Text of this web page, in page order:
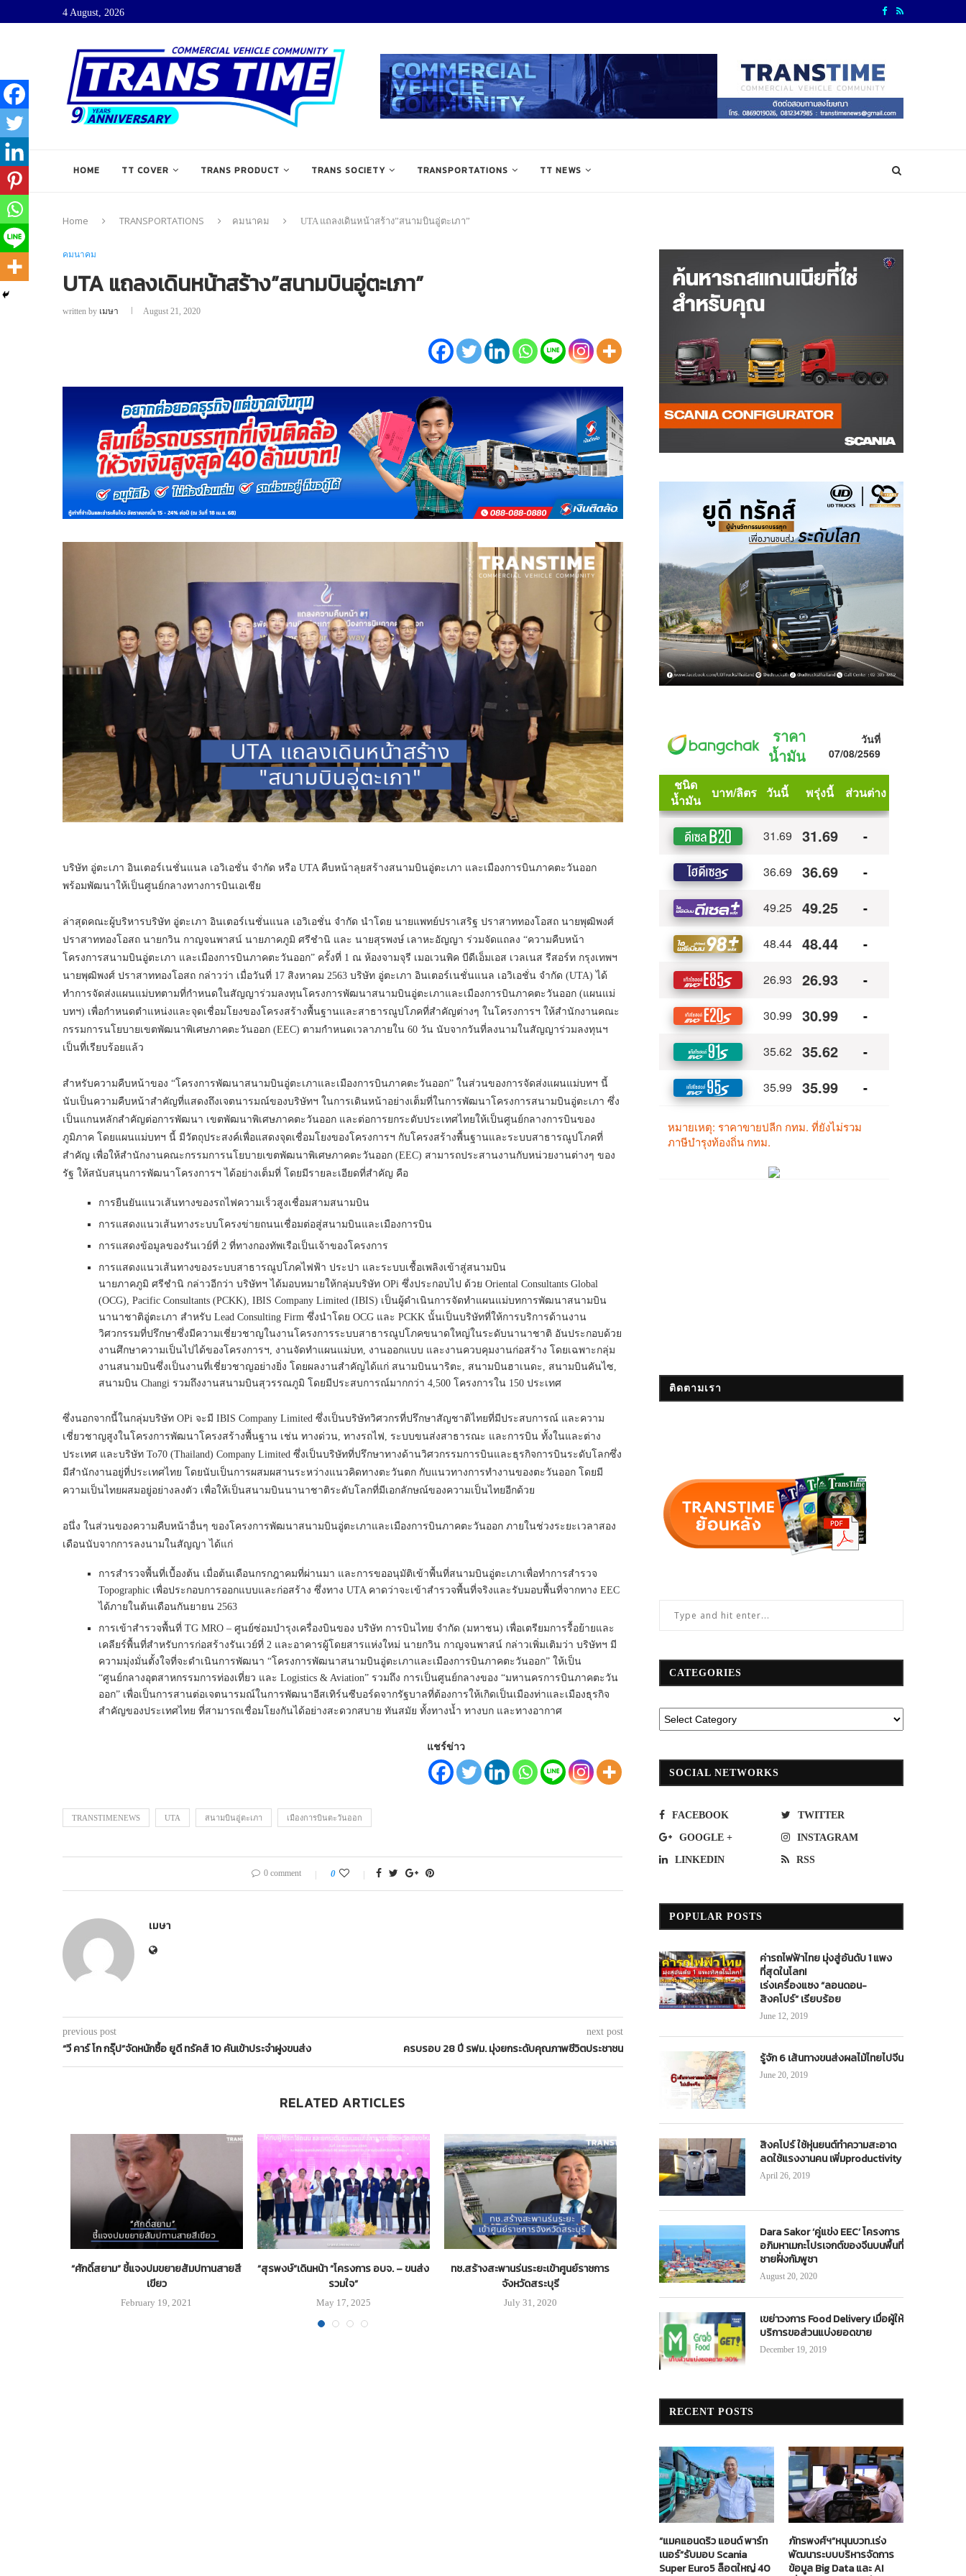
4 August, 2026
HOME TT COVER TRANS PRODUCT TRANS SOCIETY TRANSPORTATIONS TT NEWS
Home TRANSPORTATIONS คมนาคม UTA แถลงเดินหน้าสร้าง”สนามบินอู่ตะเภา”
คมนาคม
UTA แถลงเดินหน้าสร้าง”สนามบินอู่ตะเภา”
written by เมษา August 21, 2020
บริษัท อู่ตะเภา อินเตอร์เนชั่นแนล เอวิเอชั่น จำกัด หรือ UTA คืบหน้าลุยสร้างสนามบินอู่ตะเภา และเมืองการบินภาคตะวันออก
พร้อมพัฒนาให้เป็นศูนย์กลางทางการบินเอเชีย
ล่าสุดคณะผู้บริหารบริษัท อู่ตะเภา อินเตอร์เนชั่นแนล เอวิเอชั่น จำกัด นำโดย นายแพทย์ปราเสริฐ ปราสาททองโอสถ นายพุฒิพงศ์
ปราสาททองโอสถ นายกวิน กาญจนพาสน์ นายภาคภูมิ ศรีชำนิ และ นายสุรพงษ์ เลาหะอัญญา ร่วมจัดแถลง “ความคืบหน้า
โครงการสนามบินอู่ตะเภา และเมืองการบินภาคตะวันออก” ครั้งที่ 1 ณ ห้องจามจุรี เมอเวนพิค บีดีเอ็มเอส เวลเนส รีสอร์ท กรุงเทพฯ
นายพุฒิพงศ์ ปราสาททองโอสถ กล่าวว่า เมื่อวันที่ 17 สิงหาคม 2563 บริษัท อู่ตะเภา อินเตอร์เนชั่นแนล เอวิเอชั่น จำกัด (UTA) ได้
ทำการจัดส่งแผนแม่บทตามที่กำหนดในสัญญาร่วมลงทุนโครงการพัฒนาสนามบินอู่ตะเภาและเมืองการบินภาคตะวันออก (แผนแม่
บทฯ) เพื่อกำหนดตำแหน่งและจุดเชื่อมโยงของโครงสร้างพื้นฐานและสาธารณูปโภคที่สำคัญต่างๆ ในโครงการฯ ให้สำนักงานคณะ
กรรมการนโยบายเขตพัฒนาพิเศษภาคตะวันออก (EEC) ตามกำหนดเวลาภายใน 60 วัน นับจากวันที่ลงนามในสัญญาร่วมลงทุนฯ
เป็นที่เรียบร้อยแล้ว
สำหรับความคืบหน้าของ “โครงการพัฒนาสนามบินอู่ตะเภาและเมืองการบินภาคตะวันออก” ในส่วนของการจัดส่งแผนแม่บทฯ นี้
นับเป็นความคืบหน้าสำคัญที่แสดงถึงเจตนารมณ์ของบริษัทฯ ในการเดินหน้าอย่างเต็มที่ในการพัฒนาโครงการสนามบินอู่ตะเภา ซึ่ง
เป็นแกนหลักสำคัญต่อการพัฒนา เขตพัฒนาพิเศษภาคตะวันออก และต่อการยกระดับประเทศไทยให้เป็นศูนย์กลางการบินของ
ภูมิภาค โดยแผนแม่บทฯ นี้ มีวัตถุประสงค์เพื่อแสดงจุดเชื่อมโยงของโครงการฯ กับโครงสร้างพื้นฐานและระบบสาธารณูปโภคที่
สำคัญ เพื่อให้สำนักงานคณะกรรมการนโยบายเขตพัฒนาพิเศษภาคตะวันออก (EEC) สามารถประสานงานกับหน่วยงานต่างๆ ของ
รัฐ ให้สนับสนุนการพัฒนาโครงการฯ ได้อย่างเต็มที่ โดยมีรายละเอียดที่สำคัญ คือ
การยืนยันแนวเส้นทางของรถไฟความเร็วสูงเชื่อมสามสนามบิน
การแสดงแนวเส้นทางระบบโครงข่ายถนนเชื่อมต่อสู่สนามบินและเมืองการบิน
การแสดงข้อมูลของรันเวย์ที่ 2 ที่ทางกองทัพเรือเป็นเจ้าของโครงการ
การแสดงแนวเส้นทางของระบบสาธารณูปโภคไฟฟ้า ประปา และระบบเชื้อเพลิงเข้าสู่สนามบิน
นายภาคภูมิ ศรีชำนิ กล่าวอีกว่า บริษัทฯ ได้มอบหมายให้กลุ่มบริษัท OPi ซึ่งประกอบไป ด้วย Oriental Consultants Global
(OCG), Pacific Consultants (PCKK), IBIS Company Limited (IBIS) เป็นผู้ดำเนินการจัดทำแผนแม่บทการพัฒนาสนามบิน
นานาชาติอู่ตะเภา สำหรับ Lead Consulting Firm ซึ่งนำโดย OCG และ PCKK นั้นเป็นบริษัทที่ให้การบริการด้านงาน
วิศวกรรมที่ปรึกษาซึ่งมีความเชี่ยวชาญในงานโครงการระบบสาธารณูปโภคขนาดใหญ่ในระดับนานาชาติ อันประกอบด้วย
งานศึกษาความเป็นไปได้ของโครงการฯ, งานจัดทำแผนแม่บท, งานออกแบบ และงานควบคุมงานก่อสร้าง โดยเฉพาะกลุ่ม
งานสนามบินซึ่งเป็นงานที่เชี่ยวชาญอย่างยิ่ง โดยผลงานสำคัญได้แก่ สนามบินนาริตะ, สนามบินฮาเนดะ, สนามบินคันไซ,
สนามบิน Changi รวมถึงงานสนามบินสุวรรณภูมิ โดยมีประสบการณ์มากกว่า 4,500 โครงการใน 150 ประเทศ
ซึ่งนอกจากนี้ในกลุ่มบริษัท OPi จะมี IBIS Company Limited ซึ่งเป็นบริษัทวิศวกรที่ปรึกษาสัญชาติไทยที่มีประสบการณ์ และความ
เชี่ยวชาญสูงในโครงการพัฒนาโครงสร้างพื้นฐาน เช่น ทางด่วน, ทางรถไฟ, ระบบขนส่งสาธารณะ และการบิน ทั้งในและต่าง
ประเทศ และบริษัท To70 (Thailand) Company Limited ซึ่งเป็นบริษัทที่ปรึกษาทางด้านวิศวกรรมการบินและธุรกิจการบินระดับโลกซึ่ง
มีสำนักงานอยู่ที่ประเทศไทย โดยนับเป็นการผสมผสานระหว่างแนวคิดทางตะวันตก กับแนวทางการทำงานของตะวันออก โดยมี
ความเป็นไทยผสมอยู่อย่างลงตัว เพื่อให้เป็นสนามบินนานาชาติระดับโลกที่มีเอกลักษณ์ของความเป็นไทยอีกด้วย
อนึ่ง ในส่วนของความคืบหน้าอื่นๆ ของโครงการพัฒนาสนามบินอู่ตะเภาและเมืองการบินภาคตะวันออก ภายในช่วงระยะเวลาสอง
เดือนนับจากการลงนามในสัญญา ได้แก่
การสำรวจพื้นที่เบื้องต้น เมื่อต้นเดือนกรกฎาคมที่ผ่านมา และการขออนุมัติเข้าพื้นที่สนามบินอู่ตะเภาเพื่อทำการสำรวจ
Topographic เพื่อประกอบการออกแบบและก่อสร้าง ซึ่งทาง UTA คาดว่าจะเข้าสำรวจพื้นที่จริงและรับมอบพื้นที่จากทาง EEC
ได้ภายในต้นเดือนกันยายน 2563
การเข้าสำรวจพื้นที่ TG MRO – ศูนย์ซ่อมบำรุงเครื่องบินของ บริษัท การบินไทย จำกัด (มหาชน) เพื่อเตรียมการรื้อย้ายและ
เคลียร์พื้นที่สำหรับการก่อสร้างรันเวย์ที่ 2 และอาคารผู้โดยสารแห่งใหม่ นายกวิน กาญจนพาสน์ กล่าวเพิ่มเติมว่า บริษัทฯ มี
ความมุ่งมั่นตั้งใจที่จะดำเนินการพัฒนา “โครงการพัฒนาสนามบินอู่ตะเภาและเมืองการบินภาคตะวันออก” ให้เป็น
“ศูนย์กลางอุตสาหกรรมการท่องเที่ยว และ Logistics & Aviation” รวมถึง การเป็นศูนย์กลางของ “มหานครการบินภาคตะวัน
ออก” เพื่อเป็นการสานต่อเจตนารมณ์ในการพัฒนาอีสเทิร์นซีบอร์ดจากรัฐบาลที่ต้องการให้เกิดเป็นเมืองท่าและเมืองธุรกิจ
สำคัญของประเทศไทย ที่สามารถเชื่อมโยงกันได้อย่างสะดวกสบาย ทันสมัย ทั้งทางน้ำ ทางบก และทางอากาศ
แชร์ข่าว
TRANSTIMENEWS UTA สนามบินอู่ตะเภา เมืองการบินตะวันออก
0 comment 0
เมษา
previous post
“วี คาร์ โก กรุ๊ป”จัดหนักซื้อ ยูดี ทรัคส์ 10 คันเข้าประจำฝูงขนส่ง
next post
ครบรอบ 28 ปี รฟม. มุ่งยกระดับคุณภาพชีวิตประชาชน
RELATED ARTICLES
“ศักดิ์สยาม” ชี้แจงปมขยายสัมปทานสายสี
เขียว
February 19, 2021
“สุรพงษ์”เดินหน้า “โครงการ อบจ. – ขนส่ง
รวมใจ”
May 17, 2025
ทช.สร้างสะพานร่นระยะเข้าศูนย์ราชการ
จังหวัดสระบุรี
July 31, 2020
จะไปไหน? มาตรวจควันดำก่อน!
ติดตามเรา
CATEGORIES
SOCIAL NETWORKS
FACEBOOK TWITTER
GOOGLE + INSTAGRAM
LINKEDIN RSS
POPULAR POSTS
ค่ารถไฟฟ้าไทย มุ่งสู่อันดับ 1 แพง
ที่สุดในโลก!
เร่งเครื่องแซง “ลอนดอน-
สิงคโปร์” เรียบร้อย
June 12, 2019
รู้จัก 6 เส้นทางขนส่งผลไม้ไทยไปจีน
June 20, 2019
สิงคโปร์ ใช้หุ่นยนต์ทำความสะอาด
ลดใช้แรงงานคน เพิ่มproductivity
April 26, 2019
Dara Sakor ‘คู่แข่ง EEC’ โครงการ
อภิมหาเมกะโปรเจกต์ของจีนบนพื้นที่
ชายฝั่งกัมพูชา
August 20, 2020
เขย่าวงการ Food Delivery เมื่อผู้ให้
บริการขอส่วนแบ่งยอดขาย
December 19, 2019
RECENT POSTS
“แมคแอนดริว แอนด์ พาร์ท
เนอร์”รับมอบ Scania
Super Euro5 ล็อตใหญ่ 40
ภัทรพงศ์ฯ”หนุนบวท.เร่ง
พัฒนาระบบบริหารจัดการ
ข้อมูล Big Data และ AI